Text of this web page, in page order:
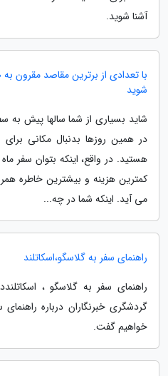
آشنا شوید.
با تعدادی از برترین مقاصد مقرون
شوید
شاید بسیاری از شما سالها پیش به
در همین روزها بدنبال مکانی
هستید. در واقع، اینکه بتوان سفر
کمترین هزینه و بیشترین خاطره
می آید. اینکه شما در چه...
راهنمای سفر به گلاسگو،اسکاتلند
راهنمای سفر به گلاسگو ،
گردشگری خبرنگاران درباره
خواهیم گفت.